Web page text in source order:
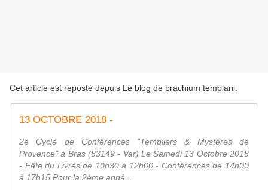
Cet article est reposté depuis Le blog de brachium templarii
13 OCTOBRE 2018 -
2e Cycle de Conférences "Templiers & Mystères de
Provence" à Bras (83149 - Var) Le Samedi 13 Octobre 2018
- Fête du Livres de 10h30 à 12h00 - Conférences de 14h00
à 17h15 Pour la 2ème anné...